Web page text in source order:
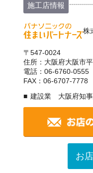
施工店情報
株
〒547-0024
住所：大阪府大阪市
電話：06-6760-0555
FAX：06-6707-7778
建設業 大阪府知事
お